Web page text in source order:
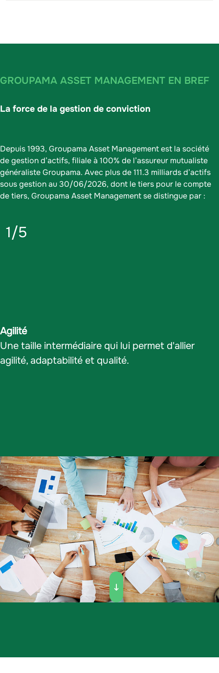
GROUPAMA ASSET MANAGEMENT EN BREF
La force de la gestion de conviction
Depuis 1993, Groupama Asset Management est la société
de gestion d’actifs, filiale à 100% de l’assureur mutualiste
généraliste Groupama. Avec plus de 111.3 milliards d’actifs
sous gestion au 30/06/2026, dont le tiers pour le compte
de tiers, Groupama Asset Management se distingue par :
1/5
Agilité
Une taille intermédiaire qui lui permet d'allier
agilité, adaptabilité et qualité.
Afficher la diapositive